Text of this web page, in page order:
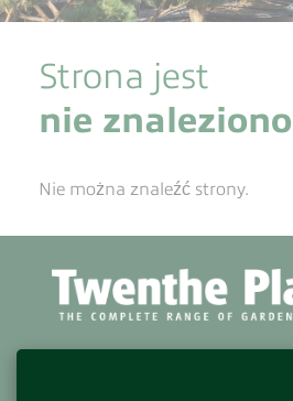
Strona jest
nie znaleziono
Nie można znaleźć strony.